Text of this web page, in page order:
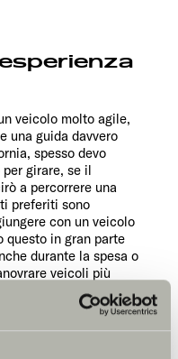
veicolo molto agile,
una guida davvero
spesso devo
per girare, se il
a percorrere una
preferiti sono
con un veicolo
questo in gran parte
durante la spesa o
veicoli più
è davvero ideale.